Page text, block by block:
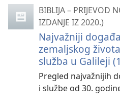
BIBLIJA – PRIJEVOD
IZDANJE IZ 2020.)
Najvažniji
zemaljskog
služba u Galileji
Pregled najvažnijih
i službe od 30.